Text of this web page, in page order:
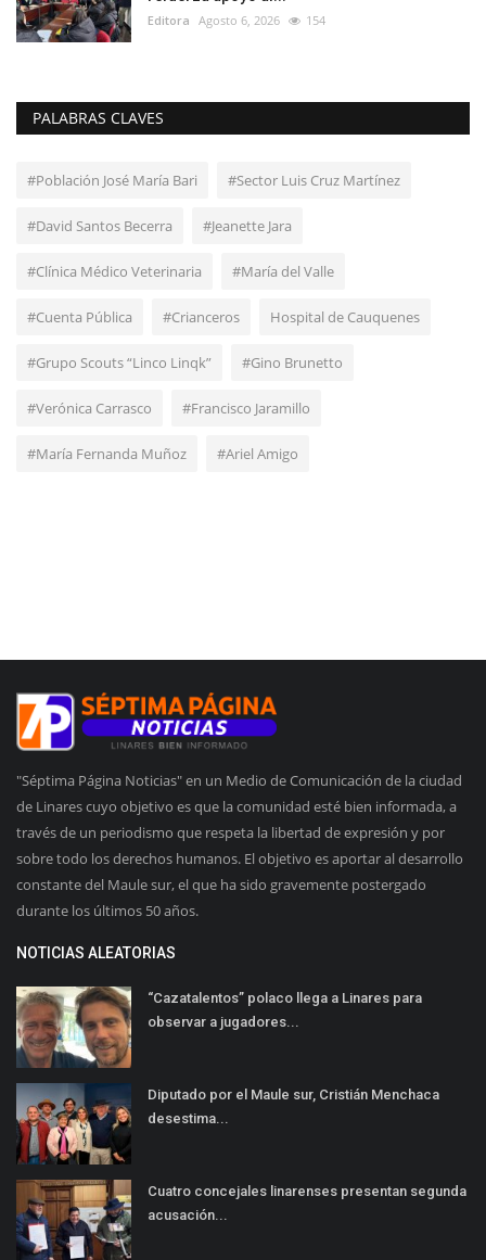
Editora Agosto 6, 2026 154
PALABRAS CLAVES
#Población José María Bari #Sector Luis Cruz Martínez
#David Santos Becerra #Jeanette Jara
#Clínica Médico Veterinaria #María del Valle
#Cuenta Pública #Crianceros Hospital de Cauquenes
#Grupo Scouts “Linco Linqk” #Gino Brunetto
#Verónica Carrasco #Francisco Jaramillo
#María Fernanda Muñoz #Ariel Amigo
"Séptima Página Noticias" en un Medio de Comunicación de la ciudad
de Linares cuyo objetivo es que la comunidad esté bien informada, a
través de un periodismo que respeta la libertad de expresión y por
sobre todo los derechos humanos. El objetivo es aportar al desarrollo
constante del Maule sur, el que ha sido gravemente postergado
durante los últimos 50 años.
NOTICIAS ALEATORIAS
“Cazatalentos” polaco llega a Linares para
observar a jugadores...
Diputado por el Maule sur, Cristián Menchaca
desestima...
Cuatro concejales linarenses presentan segunda
acusación...